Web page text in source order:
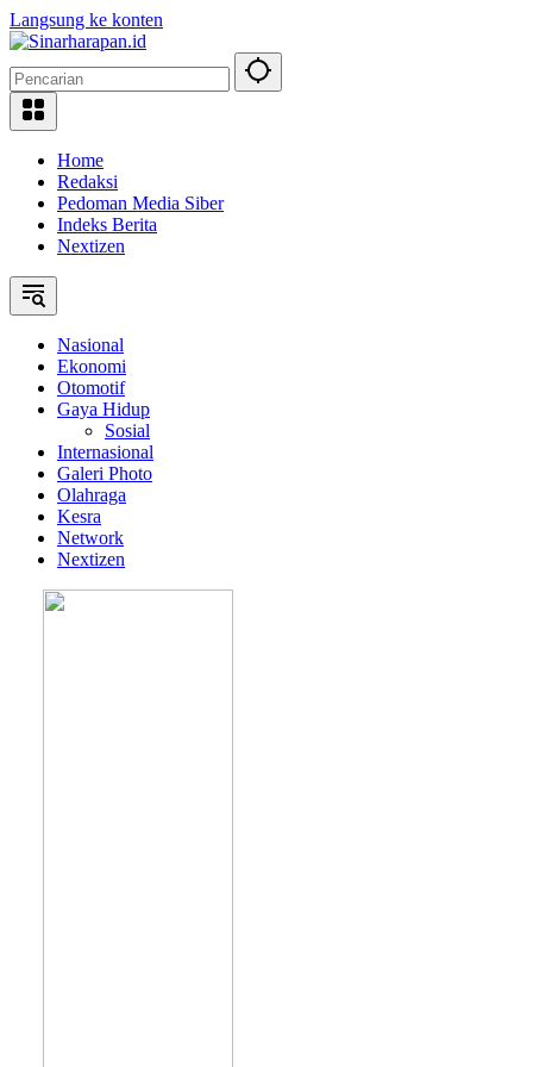
Langsung ke konten
Home
Redaksi
Pedoman Media Siber
Indeks Berita
Nextizen
Nasional
Ekonomi
Otomotif
Gaya Hidup
Sosial
Internasional
Galeri Photo
Olahraga
Kesra
Network
Nextizen